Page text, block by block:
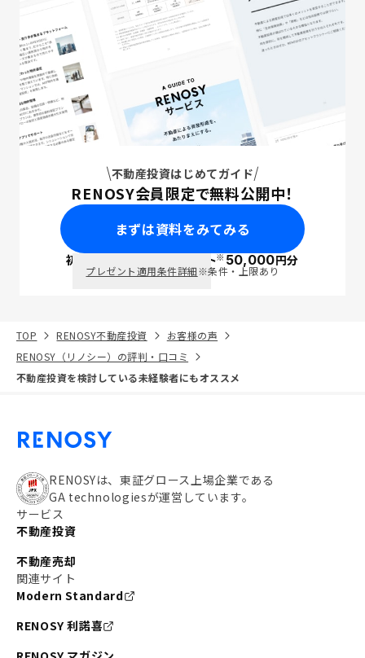
不動産投資はじめてガイド
RENOSY会員限定で無料公開中！
まずは資料をみてみる
初回面談で ポイント※50,000円分
プレゼント適用条件詳細※条件・上限あり
TOP RENOSY不動産投資
お客様の声
RENOSY（リノシー）の評判・口コミ
不動産投資を検討している未経験者にもオススメ
RENOSYは、東証グロース上場企業である
GA technologiesが運営しています。
サービス
不動産投資
不動産売却
関連サイト
Modern Standard
RENOSY 利諾喜